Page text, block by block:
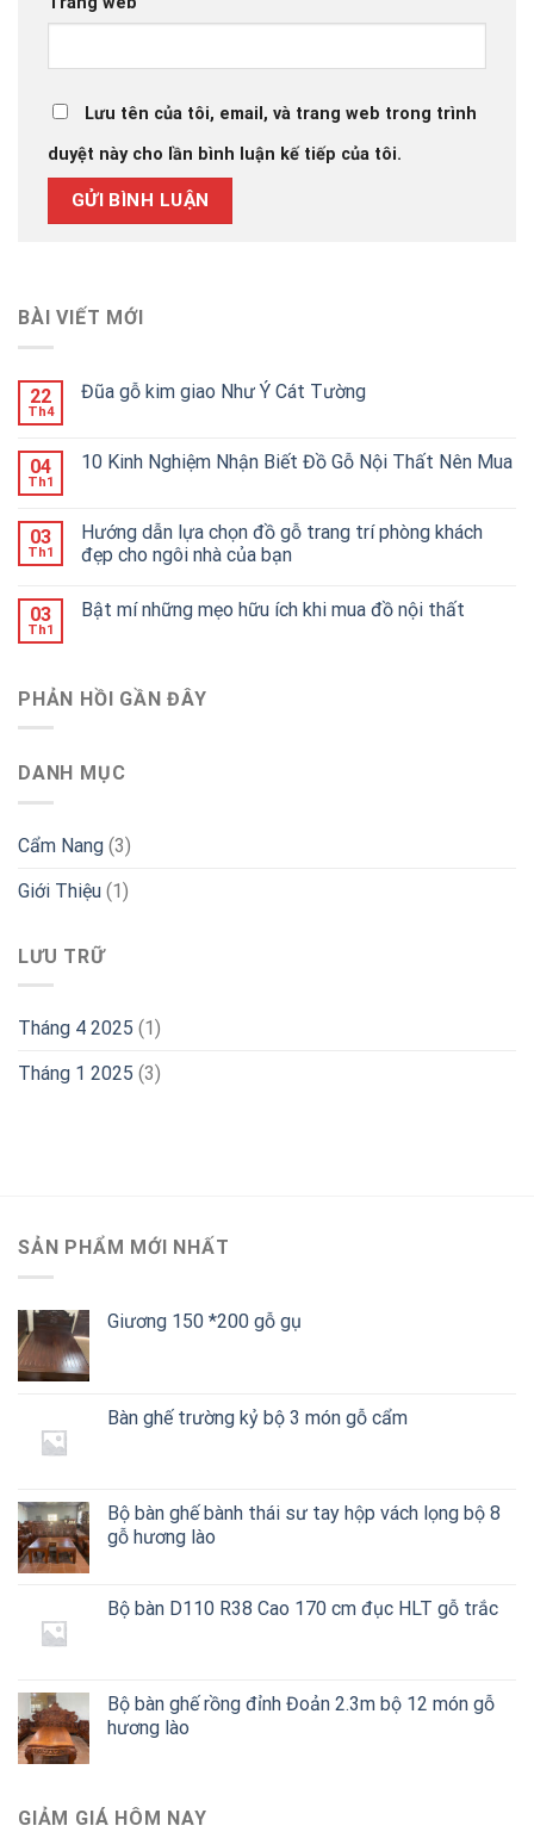
Lưu tên của tôi, email, và trang web trong trình
duyệt này cho lần bình luận kế tiếp của tôi.
BÀI VIẾT MỚI
22
Th4
Đũa gỗ kim giao Như Ý Cát Tường
04
Th1
10 Kinh Nghiệm Nhận Biết Đồ Gỗ Nội Thất Nên Mua
03
Th1
Hướng dẫn lựa chọn đồ gỗ trang trí phòng khách
đẹp cho ngôi nhà của bạn
03
Th1
Bật mí những mẹo hữu ích khi mua đồ nội thất
PHẢN HỒI GẦN ĐÂY
DANH MỤC
Cẩm Nang (3)
Giới Thiệu (1)
LƯU TRỮ
Tháng 4 2025 (1)
Tháng 1 2025 (3)
SẢN PHẨM MỚI NHẤT
Giương 150 *200 gỗ gụ
Bàn ghế trường kỷ bộ 3 món gỗ cẩm
Bộ bàn ghế bành thái sư tay hộp vách lọng bộ 8
gỗ hương lào
Bộ bàn D110 R38 Cao 170 cm đục HLT gỗ trắc
Bộ bàn ghế rồng đỉnh Đoản 2.3m bộ 12 món gỗ
hương lào
GIẢM GIÁ HÔM NAY